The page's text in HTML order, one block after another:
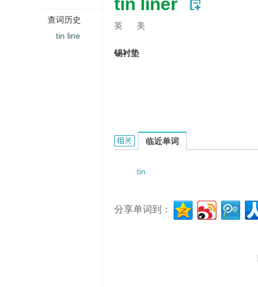
英 美
锡衬垫
tin liner的相关资料：
临近单词
tin
分享单词到：
查词历史
tin line